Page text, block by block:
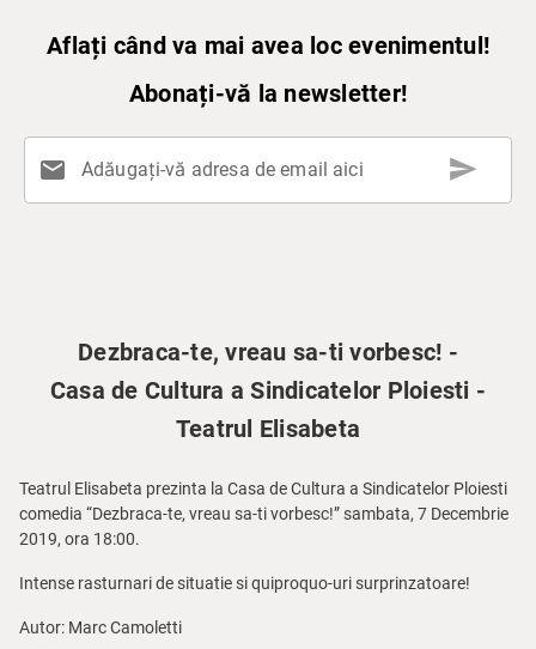
Aflați când va mai avea loc evenimentul!
Abonați-vă la newsletter!
mail Adăugați-vă adresa de email aici send
Dezbraca-te, vreau sa-ti vorbesc! -
Casa de Cultura a Sindicatelor Ploiesti -
Teatrul Elisabeta
Teatrul Elisabeta prezinta la Casa de Cultura a Sindicatelor Ploiesti
comedia “Dezbraca-te, vreau sa-ti vorbesc!” sambata, 7 Decembrie
2019, ora 18:00.
Intense rasturnari de situatie si quiproquo-uri surprinzatoare!
Autor: Marc Camoletti